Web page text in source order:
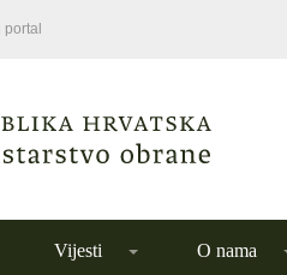
portal
Vijesti O nama